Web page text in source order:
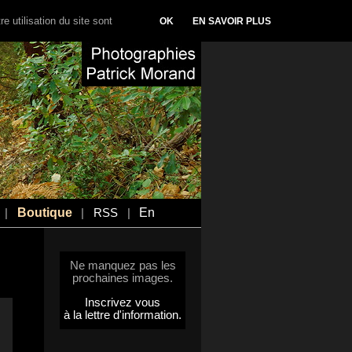
Boutique RSS En
Ne manquez pas les
prochaines images.
Inscrivez vous
à la lettre d'information.
utilisation du site sont OK EN SAVOIR PLUS